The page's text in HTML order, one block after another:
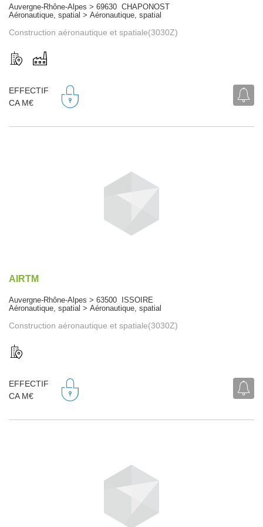
Auvergne-Rhône-Alpes > 69630 CHAPONOST
Aéronautique, spatial > Aéronautique, spatial
Construction aéronautique et spatiale(3030Z)
EFFECTIF
CA M€
AIRTM
Auvergne-Rhône-Alpes > 63500 ISSOIRE
Aéronautique, spatial > Aéronautique, spatial
Construction aéronautique et spatiale(3030Z)
EFFECTIF
CA M€